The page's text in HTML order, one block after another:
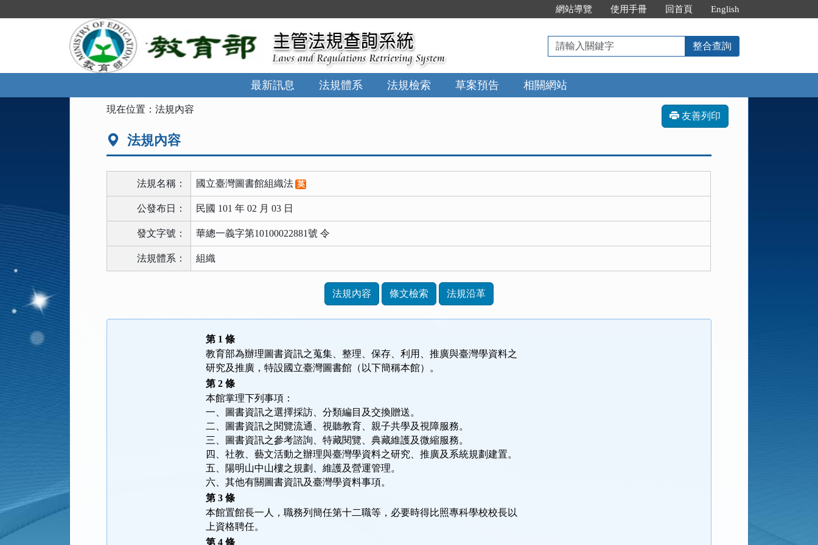
到
網站導覽 使用手冊 回首頁 English
請
輸
入
關
鍵
整合查詢
最新訊息 法規體系 法規檢索 草案預告 相關網站
現在位置：法規內容
友善列印
法規內容
法規名稱： 國立臺灣圖書館組織法 英
公發布日： 民國 101 年 02 月 03 日
發文字號： 華總一義字第10100022881號 令
法規體系： 組織
功
法規內容 條文檢索 法規沿革
第 1 條
教育部為辦理圖書資訊之蒐集、整理、保存、利用、推廣與臺灣學資料之
研究及推廣，特設國立臺灣圖書館（以下簡稱本館）。
第 2 條
本館掌理下列事項：
一、圖書資訊之選擇採訪、分類編目及交換贈送。
二、圖書資訊之閱覽流通、視聽教育、親子共學及視障服務。
三、圖書資訊之參考諮詢、特藏閱覽、典藏維護及微縮服務。
四、社教、藝文活動之辦理與臺灣學資料之研究、推廣及系統規劃建置。
五、陽明山中山樓之規劃、維護及營運管理。
六、其他有關圖書資訊及臺灣學資料事項。
第 3 條
本館置館長一人，職務列簡任第十二職等，必要時得比照專科學校校長以
上資格聘任。
第 4 條